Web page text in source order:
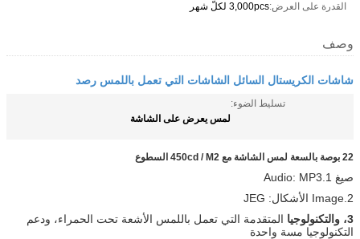
القدرة على العرض:3,000pcs لكلّ شهر
وصف
شاشات الكريستال السائل الشاشات التي تعمل باللمس رصد
تسليط الضوء:
لمس يعرض على الشاشة
22 بوصة بالسعة لمس الشاشة مع 450cd / M2 السطوع
صيغ 1.Audio: MP3
2.Image الأشكال: JEG
3، والتكنولوجيا
المتقدمة التي تعمل باللمس الأشعة تحت الحمراء، ودعم
التكنولوجيا مسة واحدة